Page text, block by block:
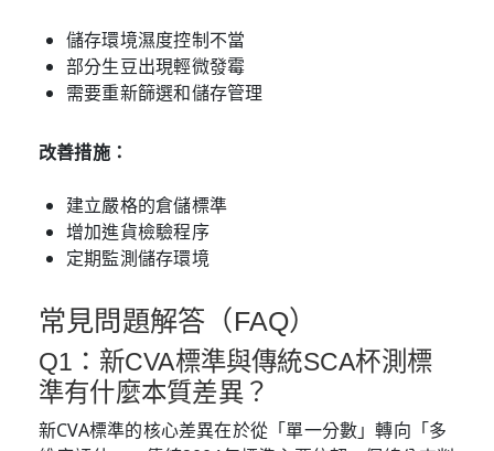
儲存環境濕度控制不當
部分生豆出現輕微發霉
需要重新篩選和儲存管理
改善措施：
建立嚴格的倉儲標準
增加進貨檢驗程序
定期監測儲存環境
常見問題解答（FAQ）
Q1：新CVA標準與傳統SCA杯測標
準有什麼本質差異？
新CVA標準的核心差異在於從「單一分數」轉向「多